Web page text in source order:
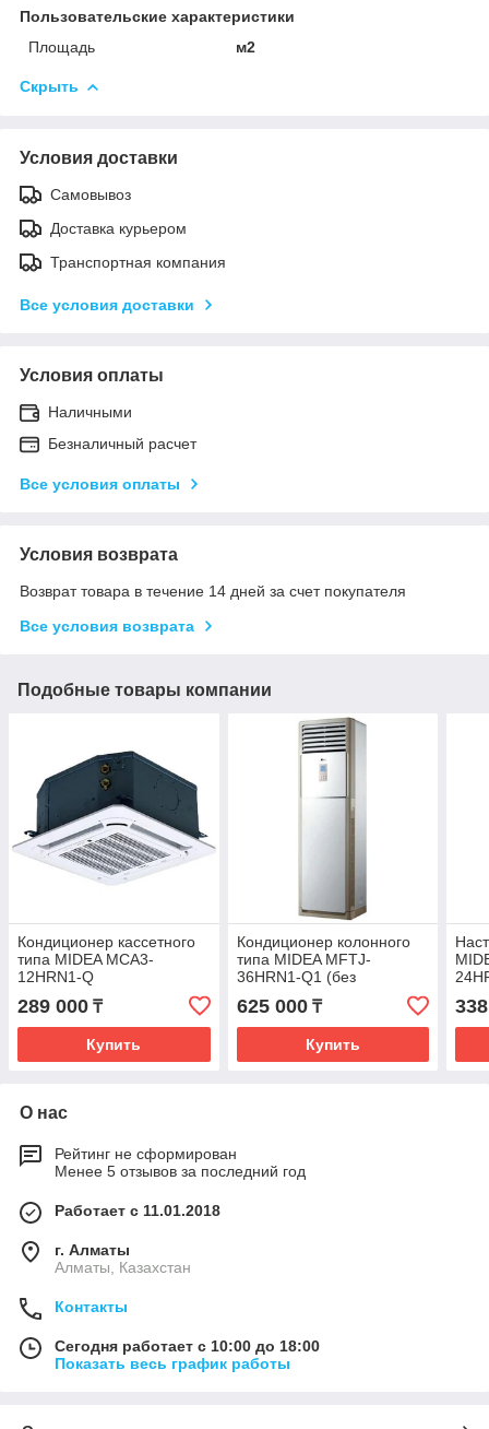
Пользовательские характеристики
Площадь
м2
Скрыть
Условия доставки
Самовывоз
Доставка курьером
Транспортная компания
Все условия доставки
Условия оплаты
Наличными
Безналичный расчет
Все условия оплаты
Условия возврата
Возврат товара в течение 14 дней за счет покупателя
Все условия возврата
Подобные товары компании
Кондиционер кассетного
типа MIDEA MCA3-
12HRN1-Q
289 000 ₸
Купить
Кондиционер колонного
типа MIDEA MFTJ-
36HRN1-Q1 (без
инсталяции)
625 000₸
Купить
О нас
Рейтинг не сформирован
Менее 5 отзывов за последний год
Работает с 11.01.2018
г. Алматы
Алматы, Казахстан
Контакты
Сегодня работает с 10:00 до 18:00
Показать весь график работы